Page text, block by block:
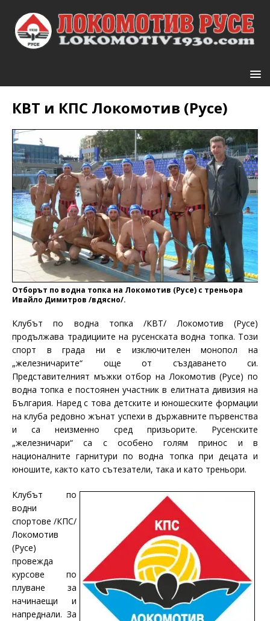
КВТ и КПС Локомотив (Русе)
Отборът по водна топка на Локомотив (Русе) с треньора
Ивайло Димитров /вдясно/.
Клубът по водна топка /КВТ/ Локомотив (Русе)
продължава традициите на русенската водна топка. Този
спорт в града ни е изключителен монопол на
„железничарите“ още от създаването си.
Представителният мъжки отбор на Локомотив (Русе) по
водна топка е постоянен участник в елитната дивизия на
България. Наред с това детските и юношеските формации
на клуба редовно жънат успехи в държавните първенства
и са неизменно сред призьорите. Русенските
„железничари“ са с особено голям принос и в
националните гарнитури по водна топка при децата и
юношите, както като сътезатели, така и като треньори.
Клубът по
водни
спортове /КПС/
Локомотив
(Русе)
провежда
курсове по
плуване за
начинаещи и
напреднали. За